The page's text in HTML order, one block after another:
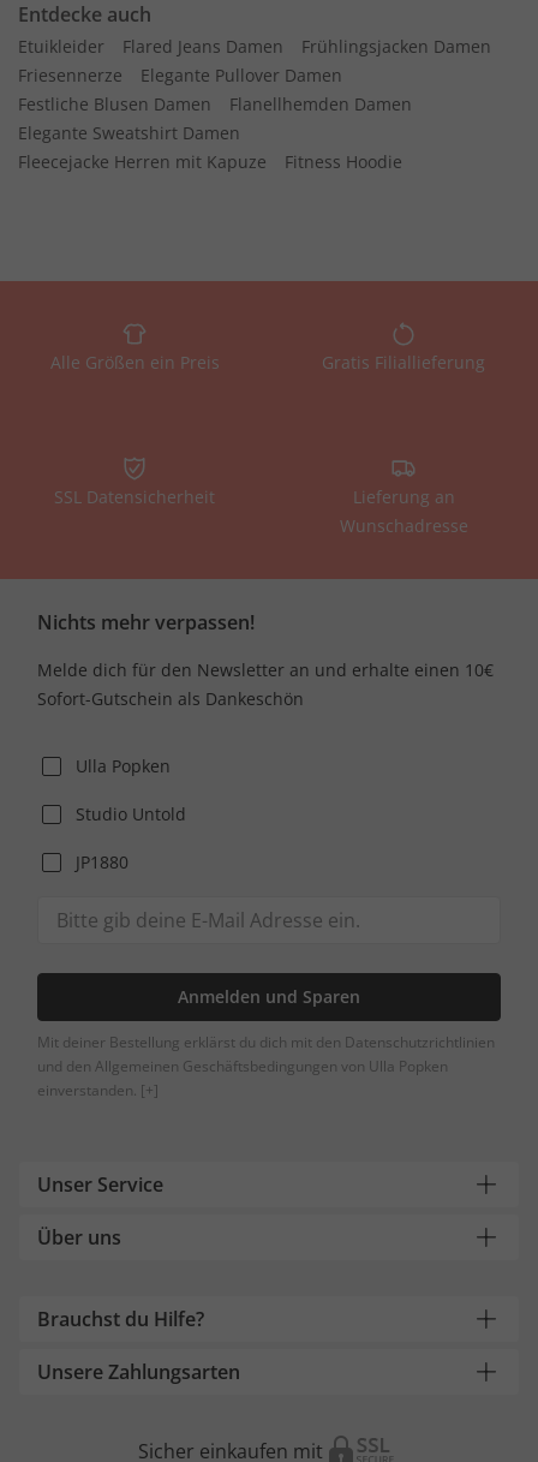
Entdecke auch
Etuikleider Flared Jeans Damen
Frühlingsjacken Damen
Friesennerze
Elegante Pullover Damen
Festliche Blusen Damen
Flanellhemden Damen
Elegante Sweatshirt Damen
Fleecejacke Herren mit Kapuze
Fitness Hoodie
Alle Größen ein Preis Gratis Filiallieferung
SSL Datensicherheit
Lieferung an
Wunschadresse
Nichts mehr verpassen!
Melde dich für den Newsletter an und erhalte einen 10€
Sofort-Gutschein als Dankeschön
Ulla Popken
Studio Untold
JP1880
Anmelden und Sparen
Mit deiner Bestellung erklärst du dich mit den Datenschutzrichtlinien
und den Allgemeinen Geschäftsbedingungen von Ulla Popken
einverstanden. [+]
Unser Service
Über uns
Brauchst du Hilfe?
Unsere Zahlungsarten
Sicher einkaufen mit